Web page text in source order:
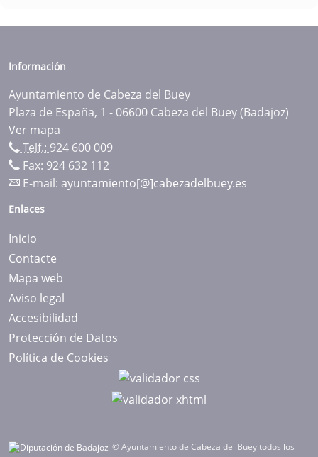
Información
Ayuntamiento de Cabeza del Buey
Plaza de España, 1 - 06600 Cabeza del Buey (Badajoz)
Ver mapa
Telf.: 924 600 009
Fax: 924 632 112
E-mail: ayuntamiento[@]cabezadelbuey.es
Enlaces
Inicio
Contacte
Mapa web
Aviso legal
Accesibilidad
Protección de Datos
Política de Cookies
© Ayuntamiento de Cabeza del Buey todos los